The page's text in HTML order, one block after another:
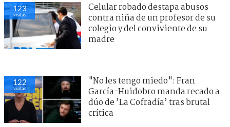
123
visitas
Celular robado destapa abusos
contra niña de un profesor de su
colegio y del conviviente de su
madre
122
visitas
"No les tengo miedo": Fran
García-Huidobro manda recado a
dúo de ’La Cofradía’ tras brutal
crítica